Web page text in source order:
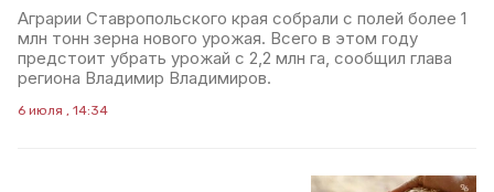
Аграрии Ставропольского края собрали с полей более 1
млн тонн зерна нового урожая. Всего в этом году
предстоит убрать урожай с 2,2 млн га, сообщил глава
региона Владимир Владимиров.
6 июля , 14:34